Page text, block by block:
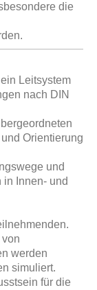
die
Leitsystem
nach DIN
Orientierung
und
Innen- und
werden
simuliert.
für die